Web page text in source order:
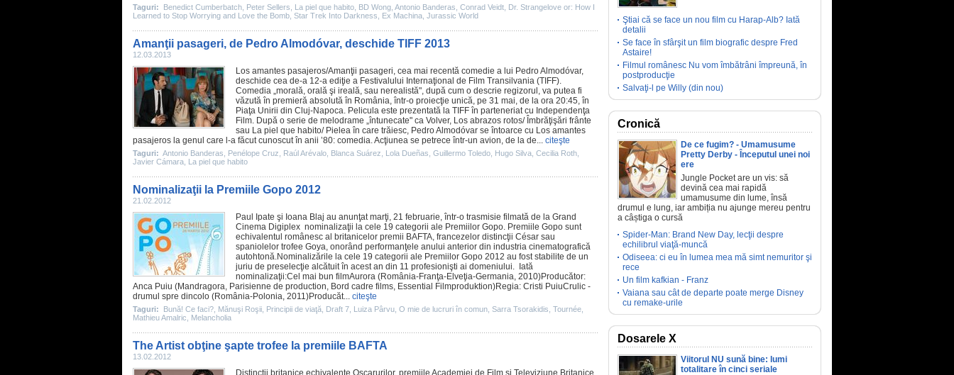
Taguri: Benedict Cumberbatch Peter Sellers La piel que habito BD Wong Antonio Banderas Conrad Veidt Dr. Strangelove or: How I
Learned to Stop Worrying and Love the Bomb Star Trek Into Darkness Ex Machina Jurassic World
Amanţii pasageri, de Pedro Almodóvar, deschide TIFF 2013
12.03.2013
Los amantes pasajeros/Amanţii pasageri, cea mai recentă comedie a lui Pedro Almodóvar,
deschide cea de-a 12-a ediţie a Festivalului Internaţional de Film Transilvania (TIFF).
Comedia „morală, orală şi ireală, sau nerealistă", după cum o descrie regizorul, va putea fi
văzută în premieră absolută în România, într-o proiecţie unică, pe 31 mai, de la ora 20:45, în
Piaţa Unirii din Cluj-Napoca. Pelicula este prezentată la TIFF în parteneriat cu Independenţa
Film. După o serie de melodrame „întunecate" ca Volver, Los abrazos rotos/ Îmbrăţişări frânte
sau La piel que habito/ Pielea în care trăiesc, Pedro Almodóvar se întoarce cu Los amantes
pasajeros la genul care l-a făcut cunoscut în anii ’80: comedia. Acţiunea se petrece într-un avion, de la de... citeşte
Taguri: Antonio Banderas Penélope Cruz Raúl Arévalo Blanca Suárez Lola Dueñas Guillermo Toledo Hugo Silva Cecilia Roth
Javier Cámara La piel que habito
Nominalizaţii la Premiile Gopo 2012
21.02.2012
Paul Ipate şi Ioana Blaj au anunţat marţi, 21 februarie, într-o trasmisie filmată de la Grand
Cinema Digiplex nominalizaţii la cele 19 categorii ale Premiilor Gopo. Premiile Gopo sunt
echivalentul românesc al britanicelor premii BAFTA, francezelor distincţii César sau
spaniolelor trofee Goya, onorând performanţele anului anterior din industria cinematografică
autohtonă.Nominalizările la cele 19 categorii ale Premiilor Gopo 2012 au fost stabilite de un
juriu de preselecţie alcătuit în acest an din 11 profesionişti ai domeniului. Iată
nominalizaţii:Cel mai bun filmAurora (România-Franţa-Elveţia-Germania, 2010)Producător:
Anca Puiu (Mandragora, Parisienne de production, Bord cadre films, Essential Filmproduktion)Regia: Cristi PuiuCrulic -
drumul spre dincolo (România-Polonia, 2011)Producăt... citeşte
Taguri: Bună! Ce faci? Mănuşi Roşii Principii de viaţă Draft 7 Luiza Pârvu O mie de lucruri în comun Sarra Tsorakidis Tournée
Mathieu Amalric
Melancholia
The Artist obţine şapte trofee la premiile BAFTA
13.02.2012
Distincţii britanice echivalente Oscarurilor, premiile Academiei de Film şi Televiziune Britanice
Ştiai că se face un nou film cu Harap-Alb? Iată
detalii
Se face în sfârşit un film biografic despre Fred
Astaire!
Filmul românesc Nu vom îmbătrâni împreună, în
postproducţie
Salvaţi-l pe Willy (din nou)
Cronică
De ce fugim? - Umamusume
Pretty Derby - Începutul unei noi
ere
Jungle Pocket are un vis: să
devină cea mai rapidă
umamusume din lume, însă
drumul e lung, iar ambiția nu ajunge mereu pentru
a câștiga o cursă
Spider-Man: Brand New Day, lecţii despre
echilibrul viaţă-muncă
Odiseea: ci eu în lumea mea mă simt nemuritor şi
rece
Un film kafkian - Franz
Vaiana sau cât de departe poate merge Disney
cu remake-urile
Dosarele X
Viitorul NU sună bine: lumi
totalitare în cinci seriale